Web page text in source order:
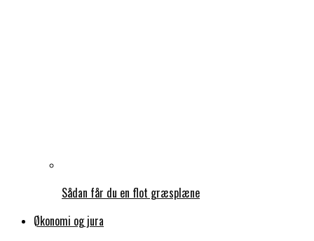
Sådan får du en flot græsplæne
Økonomi og jura